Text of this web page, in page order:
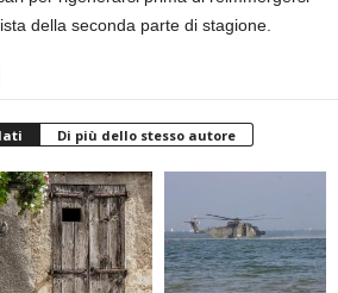
della seconda parte di stagione.
Di più dello stesso autore